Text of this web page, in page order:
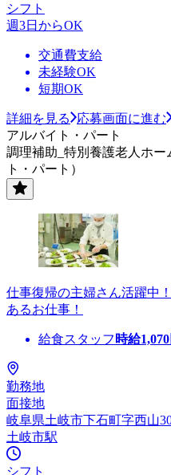
シフト
週3日からOK
交通費支給
未経験OK
短期OK
詳細を見る
応募画面に進む
アルバイト・パート
調理補助_特別養護老人ホー
ト・パート）
仕事復帰の主婦さん活躍中
あるお仕事！
給食スタッフ 時給1,070
勤務地
面接地
岐阜県土岐市下石町字西山
土岐市駅
シフト